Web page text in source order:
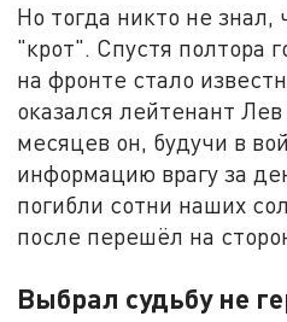
Но тогда никто не знал,
"крот". Спустя полтора
на фронте стало
оказался лейтенант
месяцев он, будучи в
информацию врагу за
погибли сотни наших
после перешёл на
Выбрал судьбу не